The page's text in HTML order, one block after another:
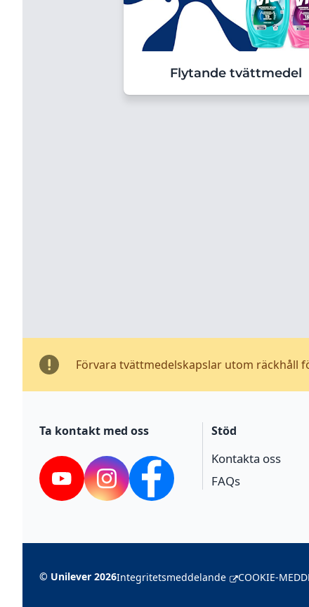
Flytande tvättmedel
Förvara tvättmedelskapslar utom räckhåll
Ta kontakt med oss
YouTubeInstagramFacebook
Stöd
Kontakta oss
FAQs
© Unilever 2026Integritetsmeddelande COOKIE-